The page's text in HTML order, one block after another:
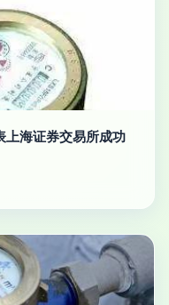
上海证券交易所成功